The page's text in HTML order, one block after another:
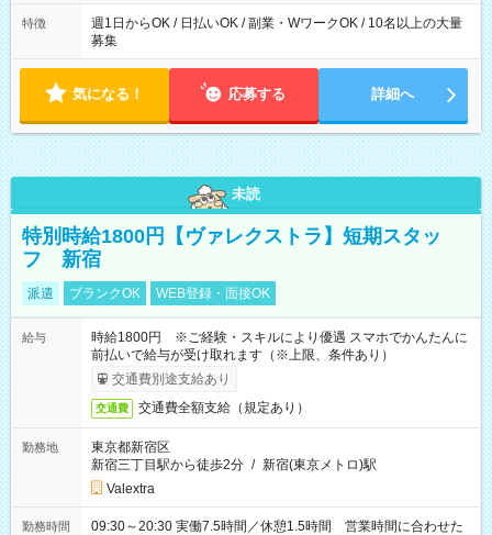
特徴
週1日からOK / 日払いOK / 副業・WワークOK / 10名以上の大量
募集
気になる！ 応募する 詳細へ
未読
特別時給1800円【ヴァレクストラ】短期スタッ
フ 新宿
派遣 ブランクOK WEB登録・面接OK
給与
時給1800円 ※ご経験・スキルにより優遇 スマホでかんたんに
前払いで給与が受け取れます（※上限、条件あり）
交通費別途支給あり
交通費 交通費全額支給（規定あり）
勤務地
東京都新宿区
新宿三丁目駅から徒歩2分 / 新宿(東京メトロ)駅
Valextra
勤務時間
09:30～20:30 実働7.5時間／休憩1.5時間 営業時間に合わせた